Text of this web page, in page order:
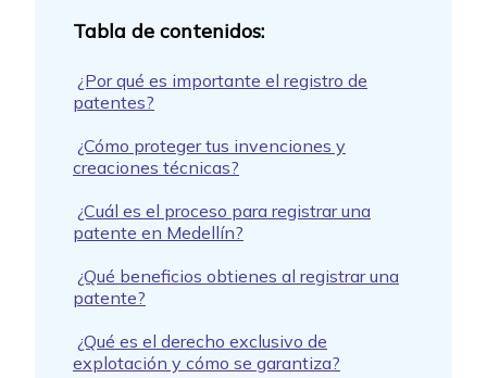
¿Por qué es importante el registro de
patentes?
¿Cómo proteger tus invenciones y
creaciones técnicas?
¿Cuál es el proceso para registrar una
patente en Medellín?
¿Qué beneficios obtienes al registrar una
patente?
¿Qué es el derecho exclusivo de
explotación y cómo se garantiza?